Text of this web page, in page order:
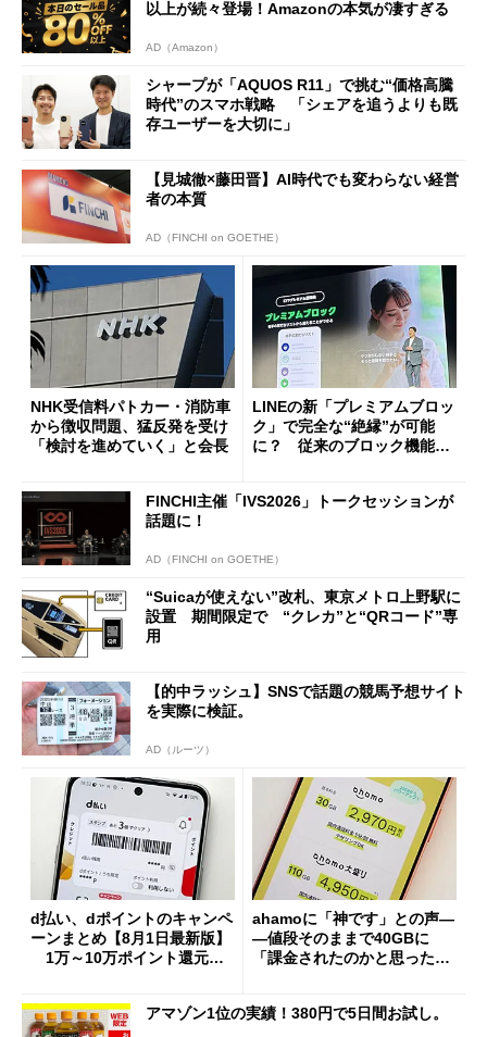
以上が続々登場！Amazonの本気が凄すぎる
AD（Amazon）
シャープが「AQUOS R11」で挑む“価格高騰
時代”のスマホ戦略 「シェアを追うよりも既
存ユーザーを大切に」
【見城徹×藤田晋】AI時代でも変わらない経営
者の本質
AD（FINCHI on GOETHE）
NHK受信料パトカー・消防車
から徴収問題、猛反発を受け
「検討を進めていく」と会長
LINEの新「プレミアムブロッ
ク」で完全な“絶縁”が可能
に？ 従来のブロック機能と
FINCHI主催「IVS2026」トークセッションが
話題に！
AD（FINCHI on GOETHE）
“Suicaが使えない”改札、東京メトロ上野駅に
設置 期間限定で “クレカ”と“QRコード”専
用
【的中ラッシュ】SNSで話題の競馬予想サイト
を実際に検証。
AD（ルーツ）
d払い、dポイントのキャンペ
ーンまとめ【8月1日最新版】
1万～10万ポイント還元の
ahamoに「神です」との声―
―値段そのままで40GBに
「課金されたのかと思った」
アマゾン1位の実績！380円で5日間お試し。